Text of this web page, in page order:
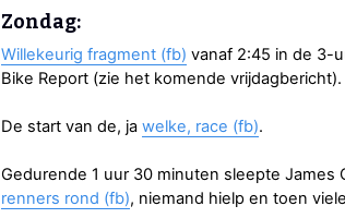
Zondag:
Willekeurig fragment (fb) vanaf 2:45 in de 3-
Bike Report (zie het komende vrijdagbericht).
De start van de, ja welke, race (fb).
Gedurende 1 uur 30 minuten sleepte James
renners rond (fb), niemand hielp en toen